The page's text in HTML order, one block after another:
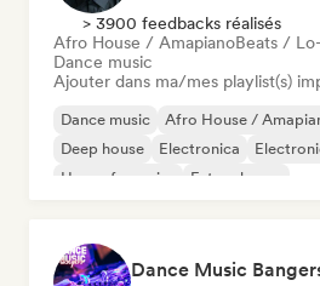
> 3900 feedbacks réalisés
Afro House / AmapianoBeats /
Dance music
Ajouter dans ma/mes playlist(s)
Dance music Afro House /
Deep house
Electronica
House française
Future house
Dance Music